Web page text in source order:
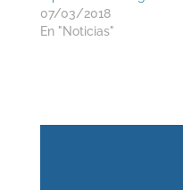
07/03/2018
En "Noticias"